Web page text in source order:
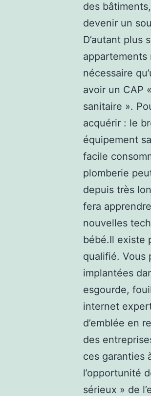
des
devenir un
D’autant plus
appartements
nécessaire
avoir un CAP
sanitaire ».
acquérir : le
équipement
facile
plomberie
depuis très
fera
nouvelles
bébé.Il existe
qualifié. Vous
implantées
esgourde,
internet
d’emblée en
des
ces garanties
l’opportunité
sérieux » de